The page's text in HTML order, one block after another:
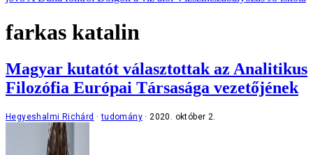
farkas katalin
Magyar kutatót választottak az Analitikus
Filozófia Európai Társasága vezetőjének
Hegyeshalmi Richárd tudomány 2020. október 2.